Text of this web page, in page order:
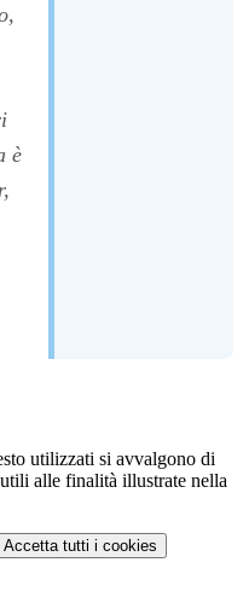
è
utilizzati si avvalgono di
alle finalità illustrate nella
Accetta tutti i cookies